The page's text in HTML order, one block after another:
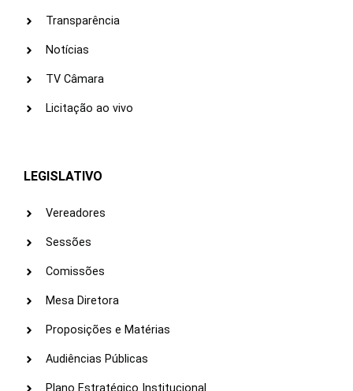
Transparência
Notícias
TV Câmara
Licitação ao vivo
LEGISLATIVO
Vereadores
Sessões
Comissões
Mesa Diretora
Proposições e Matérias
Audiências Públicas